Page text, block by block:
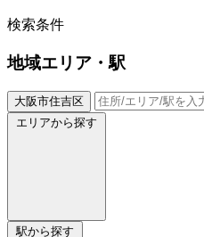
検索条件
地域エリア・駅
大阪市住吉区
エリアから探す
駅から探す